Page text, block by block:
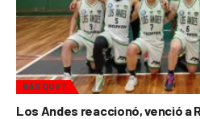
BÁSQUET
Los Andes reaccionó, venció a